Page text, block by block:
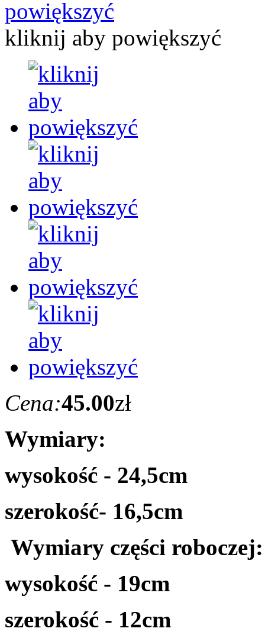
kliknij aby powiększyć
Cena:45.00zł
Wymiary:
wysokość - 24,5cm
szerokość- 16,5cm
Wymiary części roboczej:
wysokość - 19cm
szerokość - 12cm